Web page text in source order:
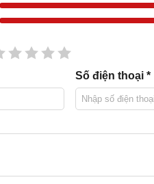
mạnh mẽ & ấn tượng.
5 sao
4 sao
3 sao
2 sao
sao
Số điện thoại *